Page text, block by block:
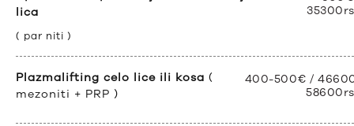
lica
( par niti )
Plazmalifting celo lice ili kosa (
mezoniti + PRP )
400-500€ /